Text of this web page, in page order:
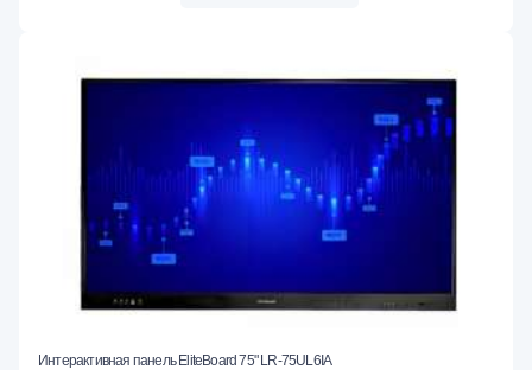
Интерактивная панель EliteBoard 75" LR-75UL6IA